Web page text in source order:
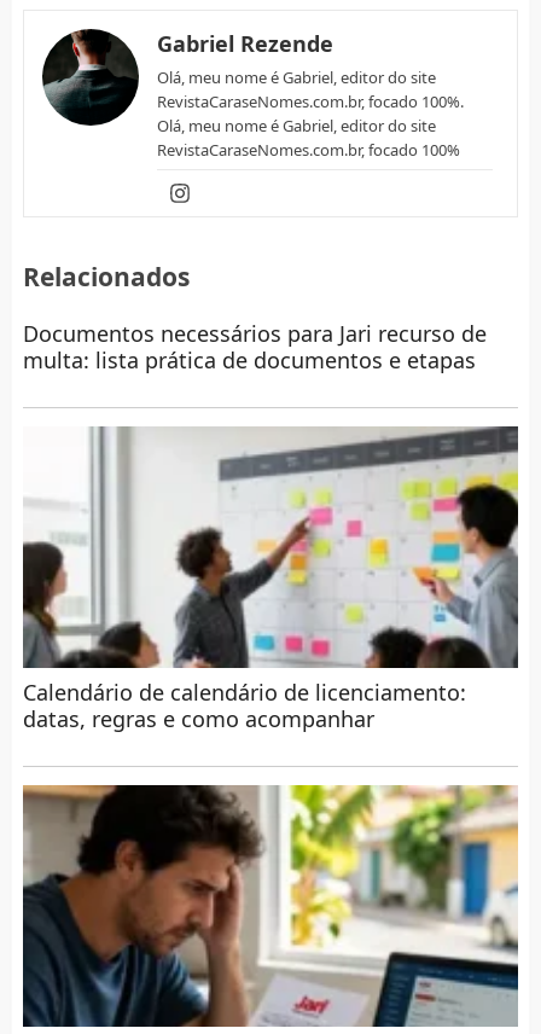
Gabriel Rezende
Olá, meu nome é Gabriel, editor do site
RevistaCaraseNomes.com.br, focado 100%.
Olá, meu nome é Gabriel, editor do site
RevistaCaraseNomes.com.br, focado 100%
Relacionados
Documentos necessários para Jari recurso de
multa: lista prática de documentos e etapas
Calendário de calendário de licenciamento:
datas, regras e como acompanhar